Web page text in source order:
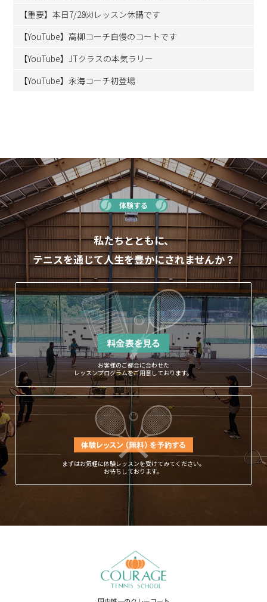
【重要】本日7/28㈫レッスン休講です
【YouTube】高柳コーチ自慢のコートです
【YouTube】JTクラスの本気ラリー
【YouTube】永海コーチ初登場
体験する
私たちとともに、
テニスを通じて人生を豊かにされませんか？
お客様のご都合に合わせた
レッスンプログラムをご用意しております。
まずはお気軽に体験レッスンを受けてみてください。
お待ちしております。